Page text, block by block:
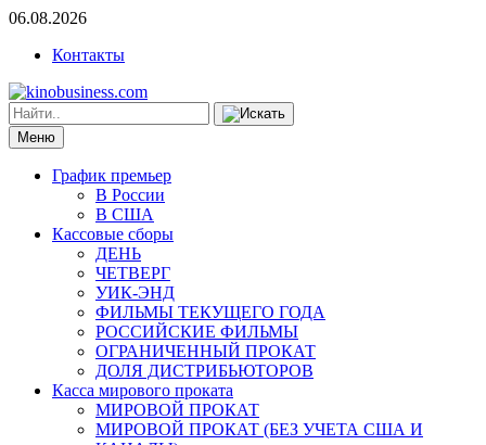
06.08.2026
Контакты
Меню
График премьер
В России
В США
Кассовые сборы
ДЕНЬ
ЧЕТВЕРГ
УИК-ЭНД
ФИЛЬМЫ ТЕКУЩЕГО ГОДА
РОССИЙСКИЕ ФИЛЬМЫ
ОГРАНИЧЕННЫЙ ПРОКАТ
ДОЛЯ ДИСТРИБЬЮТОРОВ
Касса мирового проката
МИРОВОЙ ПРОКАТ
МИРОВОЙ ПРОКАТ (БЕЗ УЧЕТА США И